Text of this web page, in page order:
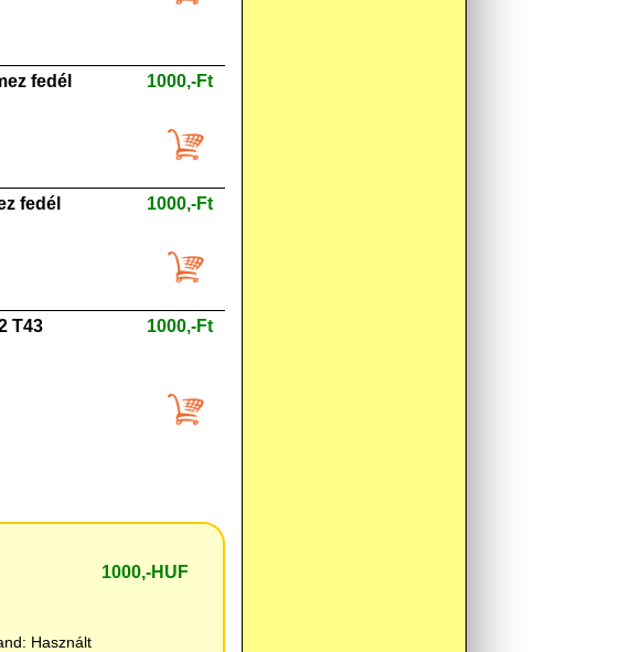
fedél 1000,-Ft
fedél 1000,-Ft
T43
1000,-Ft
1000,-HUF
Használt